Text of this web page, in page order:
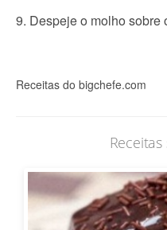
9. Despeje o molho sobre
Receitas do bigchefe.com